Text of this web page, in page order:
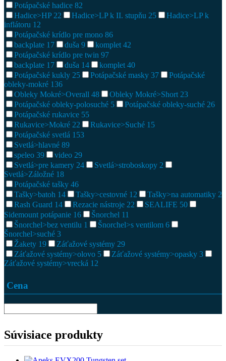
Potápačské hadice 82
Hadice>HP 22 Hadice>LP k II. stupňu 25
Hadice>LP k
inflátoru 12
Potápačské krídlo pre mono 86
backplate 17 duša 9 komplet 42
Potápačské krídlo pre twin 97
backplate 17 duša 14 komplet 40
Potápačské kukly 25 Potápačské masky 37
Potápačské
obleky-mokré 136
Obleky Mokré>Overall 48 Obleky Mokré>Short 23
Potápačské obleky-polosuché 5 Potápačské obleky-suché 26
Potápačské rukavice 55
Rukavice>Mokré 22 Rukavice>Suché 15
Potápačské svetlá 153
Svetlá>hlavné 89
speleo 39 video 29
Svetlá>pre kamery 24 Svetlá>stroboskopy 2
Svetlá>Záložné 18
Potápačské tašky 46
Tašky>batoh 14 Tašky>cestovné 12 Tašky>na automatiky 2
Rash Guard 14 Rezacie nástroje 22 SEALIFE 50
Sidemount potápanie 16 Šnorchel 11
Šnorchel>bez ventilu 1 Šnorchel>s ventilom 6
Šnorchel>suché 3
Žakety 19 Záťažové systémy 29
Záťažové systémy>olovo 5 Záťažové systémy>opasky 3
Záťažové systémy>vrecká 12
Cena
Súvisiace produkty